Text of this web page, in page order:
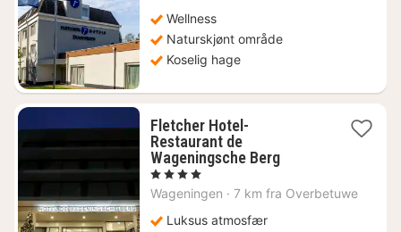
869
kr.
Wellness
Naturskjønt område
Koselig hage
Fletcher Hotel-
Restaurant de
Wageningsche Berg1
fra
, 4 Stjerner
Wageningen · 7 km fra Overbetuwe
Luksus atmosfær